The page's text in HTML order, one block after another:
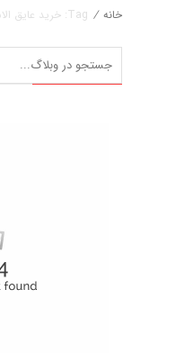
خانه / Tag: خرید عایق الاستومری خرم آباد